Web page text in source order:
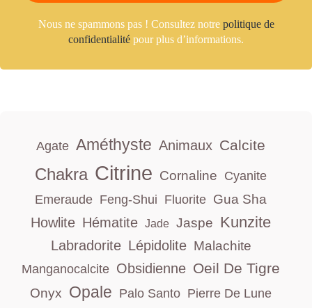
Nous ne spammons pas ! Consultez notre politique de
confidentialité pour plus d’informations.
Agate Améthyste Animaux Calcite
Chakra Citrine Cornaline Cyanite
Emeraude Feng-Shui Fluorite Gua Sha
Howlite Hématite Jade Jaspe Kunzite
Labradorite Lépidolite Malachite
Manganocalcite Obsidienne Oeil De Tigre
Onyx Opale Palo Santo Pierre De Lune